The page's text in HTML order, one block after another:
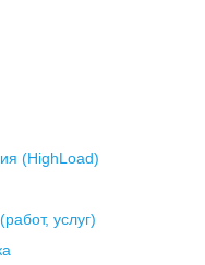
(HighLoad)
услуг)